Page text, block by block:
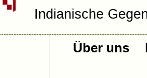
Indianische
Über uns